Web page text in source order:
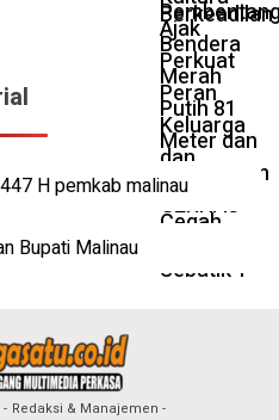
Redaksi & Manajemen